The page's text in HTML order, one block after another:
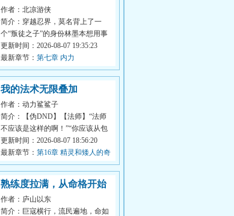
作者：北凉游侠
简介：穿越忍界，莫名背上了一
个“叛徒之子”的身份林墨本想用事
实说话但忍界只认实力他只能选择
氪金变强...
更新时间：2026-08-07 19:35:23
最新章节： 第七章 内力
我的法术无限叠加
作者：动力鲨鲨子
简介：【伪DND】【法师】“法师
不应该是这样的啊！”“你应该从包
里翻半天才翻出施法材料，再吟唱
一段冗...
更新时间：2026-08-07 18:56:20
最新章节： 第16章 精灵和矮人的奇
妙冒险
熟练度拉满，从命格开始
无敌
作者：庐山以东
简介：巨寇横行，流民遍地，命如